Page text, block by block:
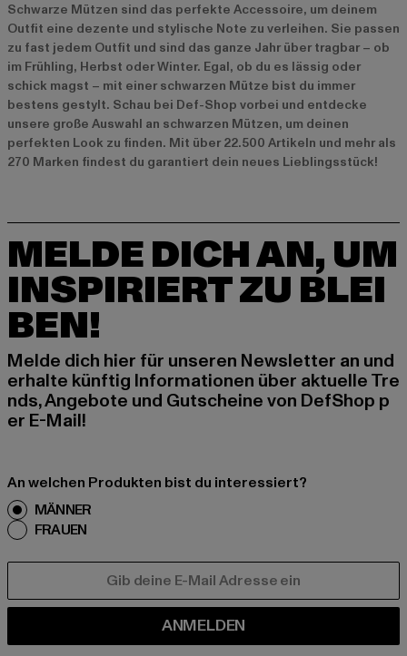
Schwarze Mützen sind das perfekte Accessoire, um deinem
Outfit eine dezente und stylische Note zu verleihen. Sie passen
zu fast jedem Outfit und sind das ganze Jahr über tragbar – ob
im Frühling, Herbst oder Winter. Egal, ob du es lässig oder
schick magst – mit einer schwarzen Mütze bist du immer
bestens gestylt. Schau bei Def-Shop vorbei und entdecke
unsere große Auswahl an schwarzen Mützen, um deinen
perfekten Look zu finden. Mit über 22.500 Artikeln und mehr als
270 Marken findest du garantiert dein neues Lieblingsstück!
MELDE DICH AN, UM
INSPIRIERT ZU BLEI
BEN!
Melde dich hier für unseren Newsletter an und
erhalte künftig Informationen über aktuelle Tre
nds, Angebote und Gutscheine von DefShop p
er E-Mail!
An welchen Produkten bist du interessiert?
MÄNNER
FRAUEN
ANMELDEN